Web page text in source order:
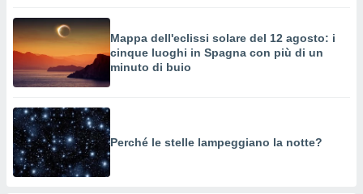
Mappa dell'eclissi solare del 12 agosto: i
cinque luoghi in Spagna con più di un
minuto di buio
Perché le stelle lampeggiano la notte?